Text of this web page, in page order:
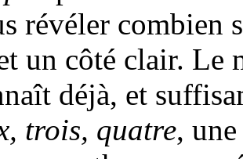
révéler combien
un côté clair. Le
déjà, et
trois, quatre,